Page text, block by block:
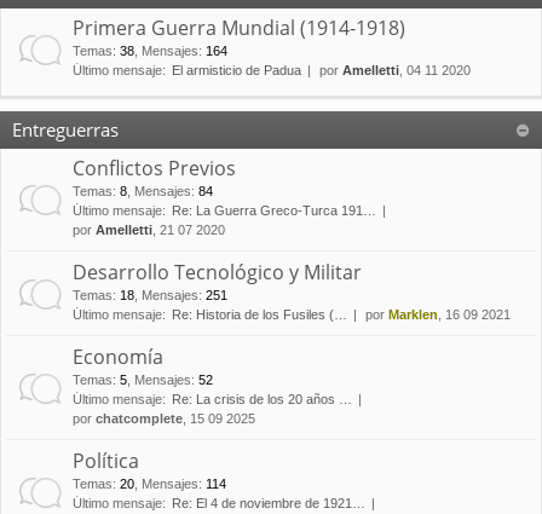
Primera Guerra Mundial (1914-1918)
Temas: 38 Mensajes: 164
Último mensaje:
El armisticio de Padua por Amelletti , 04 11 2020
Entreguerras
Conflictos Previos
Temas: 8 Mensajes: 84
Último mensaje:
Re: La Guerra Greco-Turca 191…
por Amelletti , 21 07 2020
Desarrollo Tecnológico y Militar
Temas: 18 Mensajes: 251
Último mensaje:
Re: Historia de los Fusiles (… por Marklen , 16 09 2021
Economía
Temas: 5 Mensajes: 52
Último mensaje:
Re: La crisis de los 20 años …
por chatcomplete , 15 09 2025
Política
Temas: 20 Mensajes: 114
Último mensaje:
Re: El 4 de noviembre de 1921…